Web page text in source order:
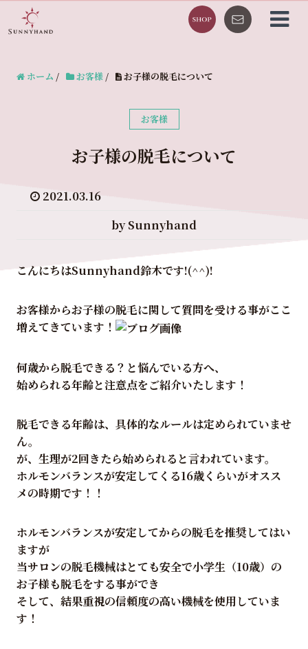
ホーム / お客様 / お子様の脱毛について
お客様
お子様の脱毛について
2021.03.16
by Sunnyhand
こんにちはSunnyhand鈴木です!(^^)!
お客様からお子様の脱毛に関して質問を受ける事がここ
増えてきています！
何歳から脱毛できる？と悩んでいる方へ、
始められる年齢と注意点をご紹介いたします！
脱毛できる年齢は、具体的なルールは定められていませ
ん。
が、生理が2回きたら始められると言われています。
ホルモンバランスが安定してくる16歳くらいがオスス
メの時期です！！
ホルモンバランスが安定してからの脱毛を推奨してはい
ますが
当サロンの脱毛機械はとても安全で小学生（10歳）の
お子様も脱毛をする事ができ
そして、結果重視の信頼度の高い機械を使用していま
す！